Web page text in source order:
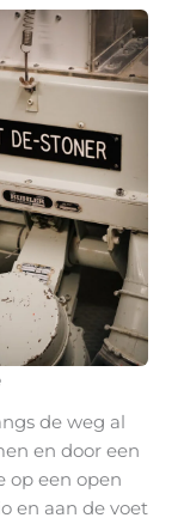
de weg al
en door een
op een open
en aan de voet